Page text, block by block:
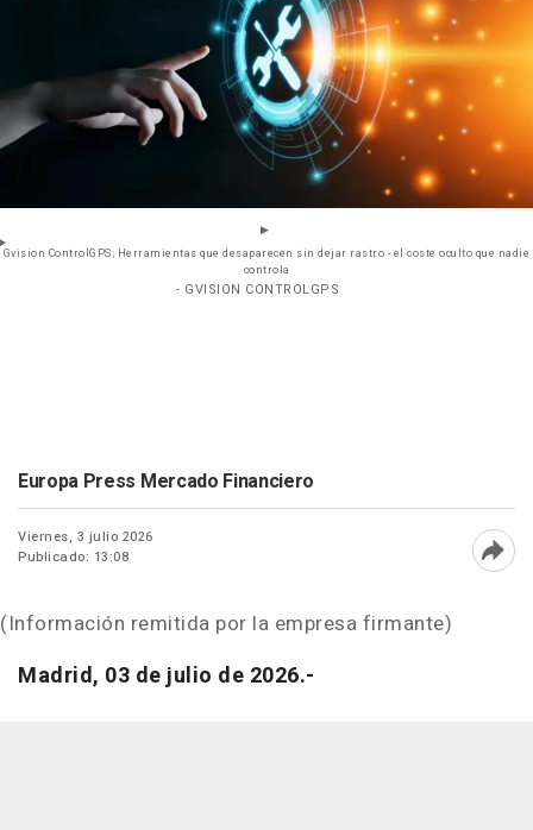
Gvision ControlGPS; Herramientas que desaparecen sin dejar rastro - el coste oculto que nadie
controla
- GVISION CONTROLGPS
Europa Press Mercado Financiero
Viernes, 3 julio 2026
Publicado: 13:08
(Información remitida por la empresa firmante)
Madrid, 03 de julio de 2026.-